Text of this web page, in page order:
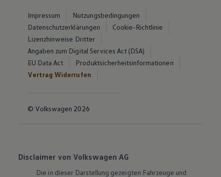
Impressum
Nutzungsbedingungen
Datenschutzerklärungen
Cookie-Richtlinie
Lizenzhinweise Dritter
Angaben zum Digital Services Act (DSA)
EU Data Act
Produktsicherheitsinformationen
Vertrag Widerrufen
© Volkswagen 2026
Disclaimer von Volkswagen AG
Die in dieser Darstellung gezeigten Fahrzeuge und